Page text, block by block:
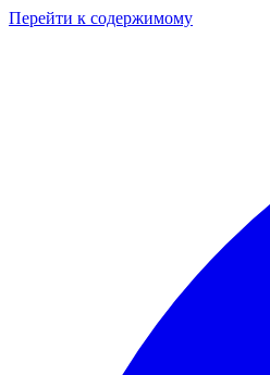
Перейти к содержимому